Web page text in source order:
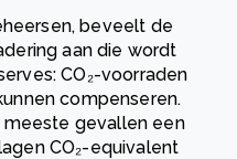
beveelt de
aan die wordt
CO₂-voorraden
compenseren.
meeste gevallen een
CO₂-equivalent